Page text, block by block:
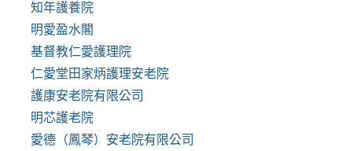
知年護養院
明愛盈水閣
基督教仁愛護理院
仁愛堂田家炳護理安老院
護康安老院有限公司
明芯護老院
愛德（鳳琴）安老院有限公司